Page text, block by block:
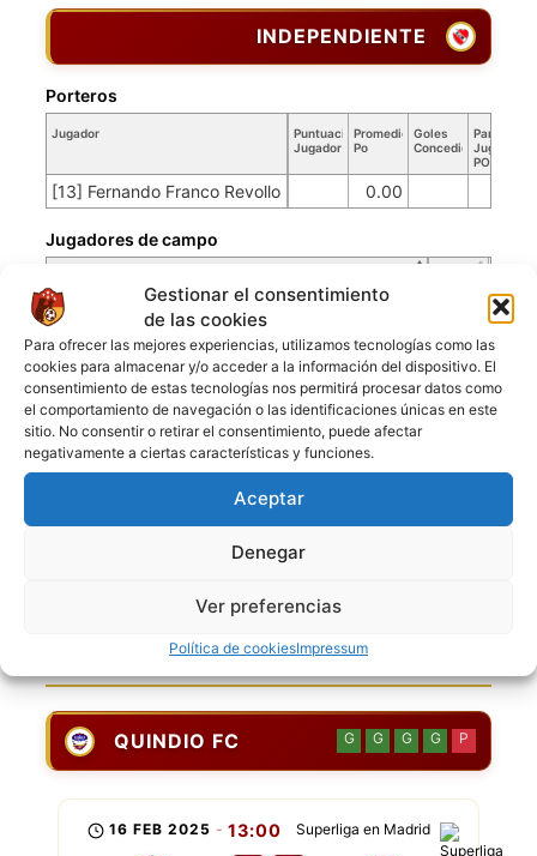
Gestionar el consentimiento
de las cookies
Para ofrecer las mejores experiencias, utilizamos tecnologías como las
cookies para almacenar y/o acceder a la información del dispositivo. El
consentimiento de estas tecnologías nos permitirá procesar datos como
el comportamiento de navegación o las identificaciones únicas en este
sitio. No consentir o retirar el consentimiento, puede afectar
negativamente a ciertas características y funciones.
Aceptar
Denegar
Ver preferencias
Política de cookiesImpressum
INDEPENDIENTE
Jugador
Puntuación
Jugador
Promedio
Po
Goles
Concedidos
Partidos
Jugador
PO
[13] Fernando Franco Revollo 0.00
Porteros
[2] William Yucra
[5] David Nwandi
[9] Sebastian Acha
[10] Precius Moses Etele
[11] Benjamin Izu
Jugadores de campo
ÚLTIMOS PARTIDOS
QUINDIO FC G G G G P
Superliga en Madrid
16 FEB 2025 - 13:00